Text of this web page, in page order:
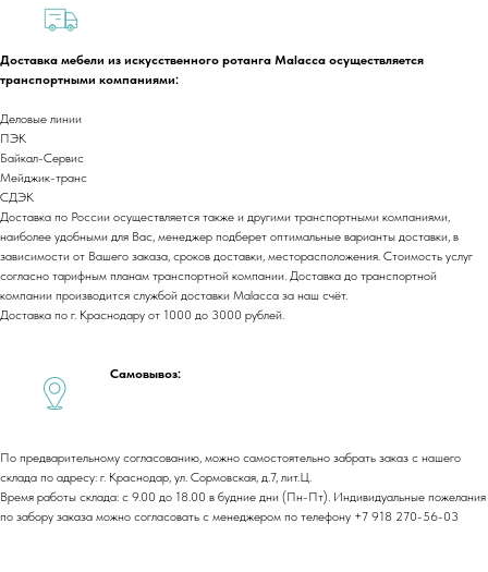
Доставка мебели из искусственного ротанга Malacca осуществляется
транспортными компаниями:
Деловые линии
ПЭК
Байкал-Сервис
Мейджик-транс
СДЭК
Доставка по России осуществляется также и другими транспортными компаниями,
наиболее удобными для Вас, менеджер подберет оптимальные варианты доставки, в
зависимости от Вашего заказа, сроков доставки, месторасположения. Стоимость услуг
согласно тарифным планам транспортной компании. Доставка до транспортной
компании производится службой доставки Malacca за наш счёт.
Доставка по г. Краснодару от 1000 до 3000 рублей.
Самовывоз:
По предварительному согласованию, можно самостоятельно забрать заказ с нашего
склада по адресу: г. Краснодар, ул. Сормовская, д.7, лит.Ц.
Время работы склада: с 9.00 до 18.00 в будние дни (Пн-Пт). Индивидуальные пожелания
по забору заказа можно согласовать с менеджером по телефону +7 918 270-56-03
Cогласие на обработку персональных данных
Политика обработки персональных данных
Договор оферты
ООО «Малакка
office@malacca.ru
ИНН 2312318794
Каталог
Портфолио
Юридический адрес:
350059, г.Краснодар, ул.Уральская, д.22
ул. Лизы Чайкиной 2/3, 2 этаж
г. Москва,
ул. Центральная, здание 33
График работы:
Пн-сб: с 9:00 до 18:00
Блог